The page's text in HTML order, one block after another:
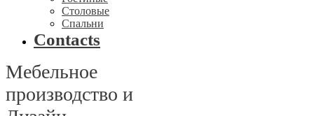
Столовые
Спальни
Contacts
Мебельное
производство и